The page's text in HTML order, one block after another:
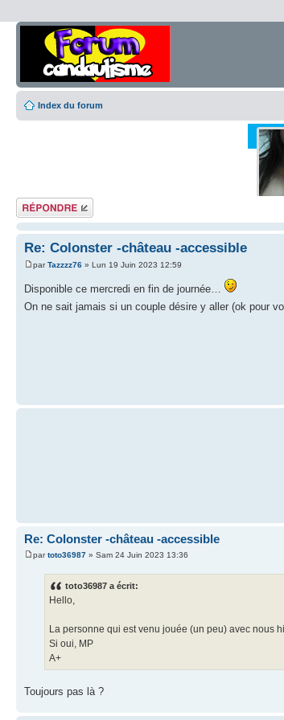
Index du forum
Répondre
Re: Colonster -château -accessible
parTazzzz76 » Lun 19 Juin 2023 12:59
Disponible ce mercredi en fin de journée…
On ne sait jamais si un couple désire y aller (ok pour
Re: Colonster -château -accessible
partoto36987 » Sam 24 Juin 2023 13:36
toto36987 a écrit:
Hello,
La personne qui est venu jouée (un peu) avec nous
Si oui, MP
A+
Toujours pas là ?